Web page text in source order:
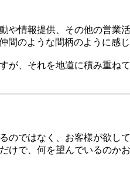
や情報提供、その他の営業
のような間柄のように感じ
が、それを地道に積み重ね
のではなく、お客様が欲し
けで、何を望んでいるのか